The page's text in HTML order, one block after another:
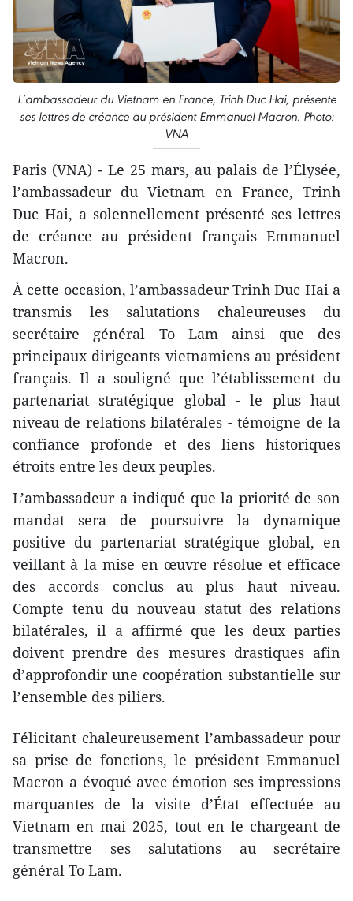
L’ambassadeur du Vietnam en France, Trinh Duc Hai, présente
ses lettres de créance au président Emmanuel Macron. Photo:
VNA
Paris (VNA) - Le 25 mars, au palais de l’Élysée,
l’ambassadeur du Vietnam en France, Trinh
Duc Hai, a solennellement présenté ses lettres
de créance au président français Emmanuel
Macron.
À cette occasion, l’ambassadeur Trinh Duc Hai a
transmis les salutations chaleureuses du
secrétaire général To Lam ainsi que des
principaux dirigeants vietnamiens au président
français. Il a souligné que l’établissement du
partenariat stratégique global - le plus haut
niveau de relations bilatérales - témoigne de la
confiance profonde et des liens historiques
étroits entre les deux peuples.
L’ambassadeur a indiqué que la priorité de son
mandat sera de poursuivre la dynamique
positive du partenariat stratégique global, en
veillant à la mise en œuvre résolue et efficace
des accords conclus au plus haut niveau.
Compte tenu du nouveau statut des relations
bilatérales, il a affirmé que les deux parties
doivent prendre des mesures drastiques afin
d’approfondir une coopération substantielle sur
l’ensemble des piliers.
Félicitant chaleureusement l’ambassadeur pour
sa prise de fonctions, le président Emmanuel
Macron a évoqué avec émotion ses impressions
marquantes de la visite d’État effectuée au
Vietnam en mai 2025, tout en le chargeant de
transmettre ses salutations au secrétaire
général To Lam.